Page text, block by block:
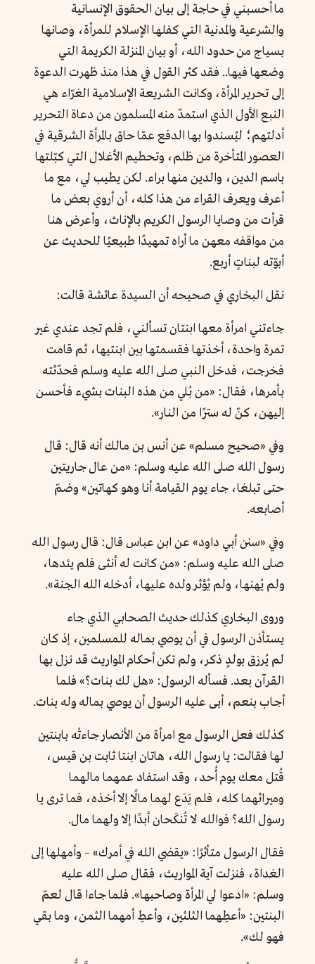
ما أحسبني في حاجة إلى بيان الحقوق الإنسانية
والشرعية والمدنية التي كفلها الإسلام للمرأة، وصانها
بسياج من حدود الله، أو بيان المنزلة الكريمة التي
وضعها فيها.. فقد كثر القول في هذا منذ ظهرت الدعوة
إلى تحرير المرأة، وكانت الشريعة الإسلامية الغرّاء هي
النبع الأول الذي استمدّ منه المسلمون من دعاة التحرير
أدلتهم؛ ليُسندوا بها الدفع عمّا حاق بالمرأة الشرقية في
العصور المتأخرة من ظلم، وتحطيم الأغلال التي كبّلتها
باسم الدين، والدين منها براء. لكن يطيب لي، مع ما
أعرف ويعرف القراء من هذا كله، أن أروي بعض ما
قرأت من وصايا الرسول الكريم بالإناث، وأعرض هنا
من مواقفه معهن ما أراه تمهيدًا طبيعيًا للحديث عن
أبوّته لبناتٍ أربع.
نقل البخاري في صحيحه أن السيدة عائشة قالت:
جاءتني امرأة معها ابنتان تسألني، فلم تجد عندي غير
تمرة واحدة، أخذتها فقسمتها بين ابنتيها، ثم قامت
فخرجت، فدخل النبي صلى الله عليه وسلم فحدّثته
بأمرها، فقال: «من بُلي من هذه البنات بشيء فأحسن
إليهن، كنّ له سترًا من النار».
وفي «صحيح مسلم» عن أنس بن مالك أنه قال: قال
رسول الله صلى الله عليه وسلم: «من عال جاريتين
حتى تبلغا، جاء يوم القيامة أنا وهو كهاتين» وضمّ
أصابعه.
وفي «سنن أبي داود» عن ابن عباس قال: قال رسول الله
صلى الله عليه وسلم: «من كانت له أنثى فلم يئدها،
ولم يُهنها، ولم يُؤثر ولده عليها، أدخله الله الجنة».
وروى البخاري كذلك حديث الصحابي الذي جاء
يستأذن الرسول في أن يوصي بماله للمسلمين، إذ كان
لم يُرزق بولدٍ ذكر، ولم تكن أحكام المواريث قد نزل بها
القرآن بعد. فسأله الرسول: «هل لك بنات؟» فلما
أجاب بنعم، أبى عليه الرسول أن يوصي بماله وله بنات.
كذلك فعل الرسول مع امرأة من الأنصار جاءتْه بابنتين
لها فقالت: يا رسول الله، هاتان ابنتا ثابت بن قيس،
قُتل معك يوم أُحد، وقد استفاد عمهما مالهما
وميراثهما كله، فلم يَدَع لهما مالًا إلا أخذه، فما ترى يا
رسول الله؟ فوالله لا تُنكَحان أبدًا إلا ولهما مال.
فقال الرسول متأثرًا: «يقضي الله في أمرك» – وأمهلها إلى
الغداة، فنزلت آية المواريث، فقال صلى الله عليه
وسلم: «ادعوا لي المرأة وصاحبها». فلما جاءا قال لعمّ
البنتين: «أعطِهما الثلثين، وأعطِ أمهما الثمن، وما بقي
فهو لك».